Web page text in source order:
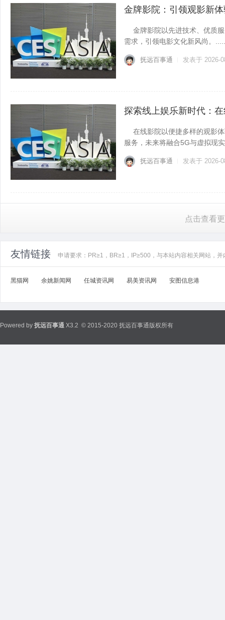
抚远百事通 发表于 2026-
金牌影院：引领观影新
金牌影院以先进技术、优质服
需求，引领电影文化新风尚。
抚远百事通 发表于 2026-
探索线上娱乐新时代：
在线影院以便捷多样的观影体
服务，未来将融合5G与虚拟现
抚远百事通 发表于 2026-
点击查看
友情链接 申请要求：PR≥1，BR≥1，IP≥500，与本站内容相关网站，
黑猫网 余姚新闻网 任城资讯网 易美资讯网 安图信息港
Powered by 抚远百事通 X3.2 © 2015-2020 抚远百事通版权所有